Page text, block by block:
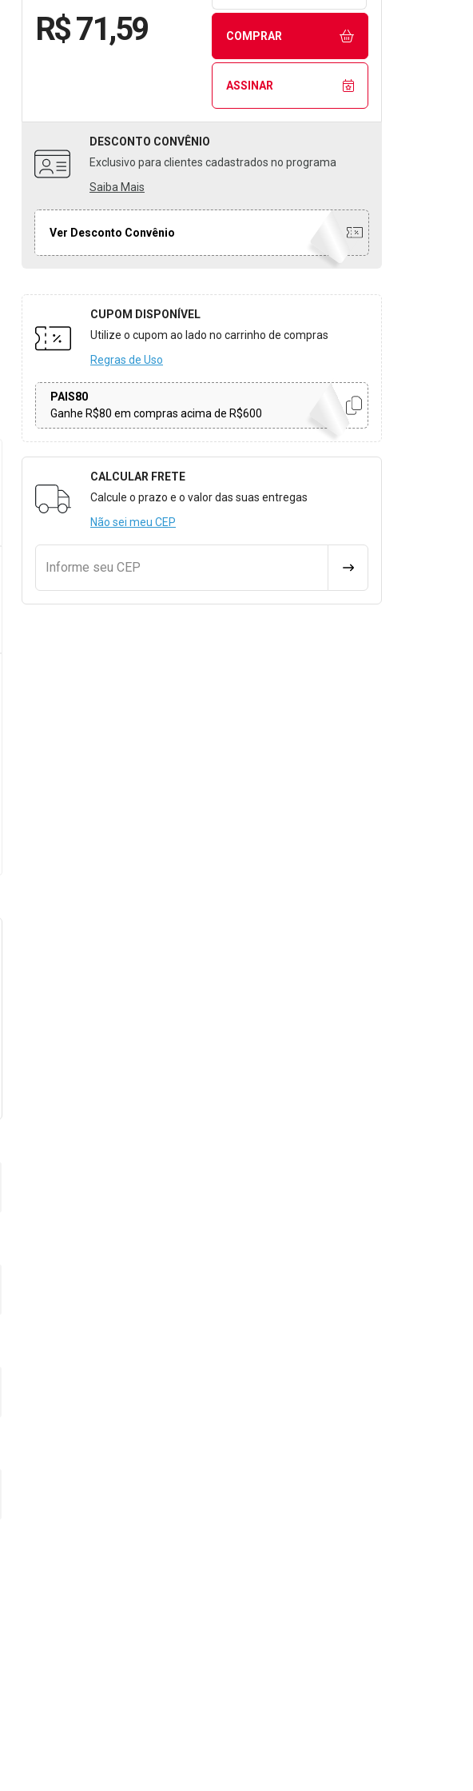
R$ 71,59 COMPRAR
ASSINAR
DESCONTO CONVÊNIO
Exclusivo para clientes cadastrados no programa
Saiba Mais
Ver Desconto Convênio
CUPOM DISPONÍVEL
Utilize o cupom ao lado no carrinho de compras
Regras de Uso
PAIS80
Ganhe R$80 em compras acima de R$600
Formulário para Calcular o Frete
CALCULAR FRETE
Calcule o prazo e o valor das suas entregas
Não sei meu CEP
Informe seu CEP CALCULAR FRETE